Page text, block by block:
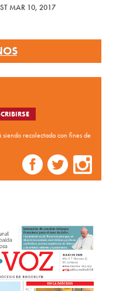
MAR 10, 2017
recolectada con fines de